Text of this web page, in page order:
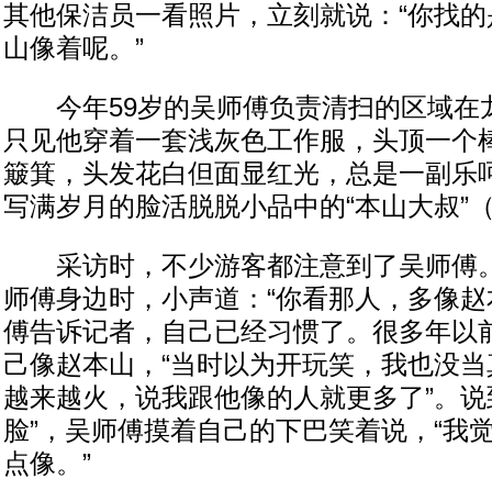
其他保洁员一看照片，立刻就说：“你找
山像着呢。”
今年59岁的吴师傅负责清扫的区域在
只见他穿着一套浅灰色工作服，头顶一个
簸箕，头发花白但面显红光，总是一副乐
写满岁月的脸活脱脱小品中的“本山大叔”
采访时，不少游客都注意到了吴师傅
师傅身边时，小声道：“你看那人，多像
傅告诉记者，自己已经习惯了。很多年以
己像赵本山，“当时以为开玩笑，我也没当
越来越火，说我跟他像的人就更多了”。
脸”，吴师傅摸着自己的下巴笑着说，“我
点像。”